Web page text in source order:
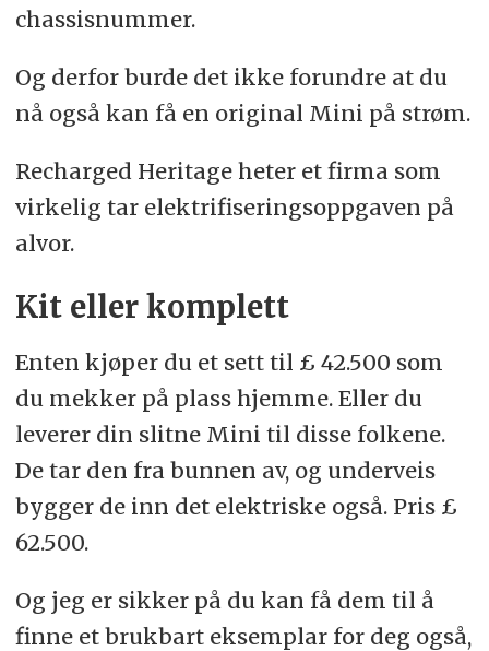
chassisnummer.
Og derfor burde det ikke forundre at du
nå også kan få en original Mini på strøm.
Recharged Heritage heter et firma som
virkelig tar elektrifiseringsoppgaven på
alvor.
Kit eller komplett
Enten kjøper du et sett til £ 42.500 som
du mekker på plass hjemme. Eller du
leverer din slitne Mini til disse folkene.
De tar den fra bunnen av, og underveis
bygger de inn det elektriske også. Pris £
62.500.
Og jeg er sikker på du kan få dem til å
finne et brukbart eksemplar for deg også,